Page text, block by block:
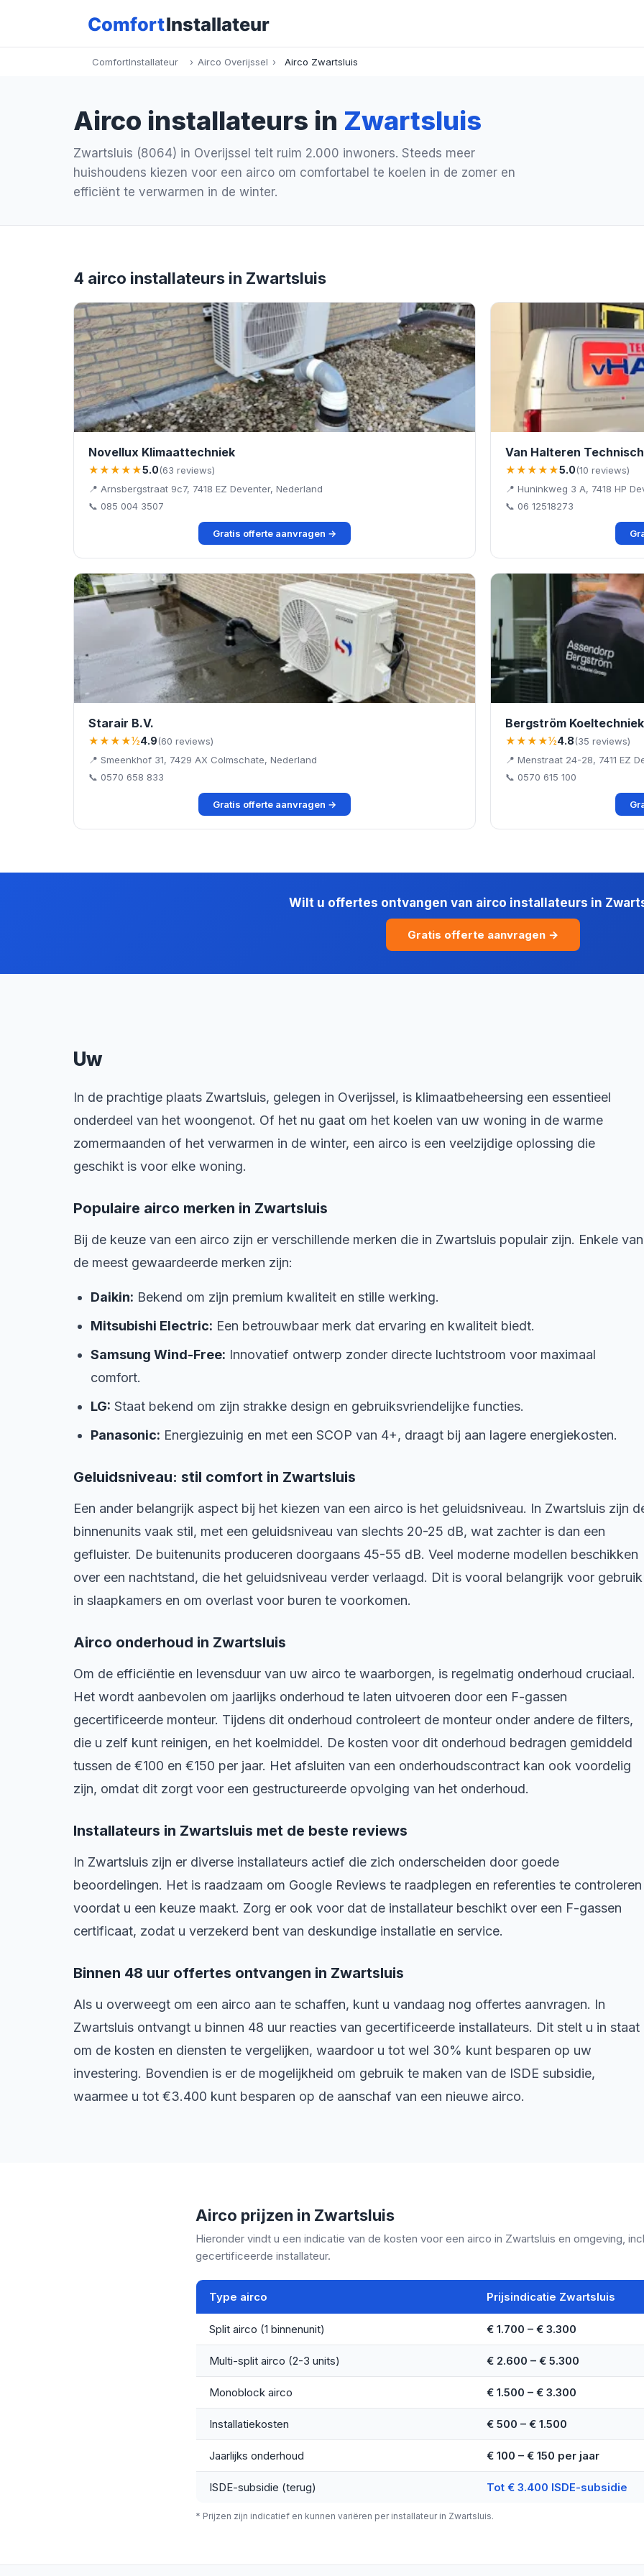
ComfortInstallateur › Airco Overijssel › Airco Zwartsluis
Airco installateurs in Zwartsluis
Zwartsluis (8064) in Overijssel telt ruim 2.000 inwoners. Steeds meer
huishoudens kiezen voor een airco om comfortabel te koelen in de zomer en
efficiënt te verwarmen in de winter.
4 airco installateurs in Zwartsluis
Novellux Klimaattechniek
★★★★★5.0(63 reviews)
📍 Arnsbergstraat 9c7, 7418 EZ Deventer, Nederland
📞 085 004 3507
Gratis offerte aanvragen →
Van Halteren
★★★★★5.0(10 reviews)
📍 Huninkweg 3 A, 7418 HP
📞 06 12518273
Starair B.V.
★★★★½4.9(60 reviews)
📍 Smeenkhof 31, 7429 AX Colmschate, Nederland
📞 0570 658 833
Gratis offerte aanvragen →
Bergström Koeltechniek
★★★★½4.8(35 reviews)
📍 Menstraat 24-28, 7411 EZ
📞 0570 615 100
Wilt u offertes ontvangen van airco installateurs in
Gratis offerte aanvragen →
Uw
In de prachtige plaats Zwartsluis, gelegen in Overijssel, is klimaatbeheersing een essentieel
onderdeel van het woongenot. Of het nu gaat om het koelen van uw woning in de warme
zomermaanden of het verwarmen in de winter, een airco is een veelzijdige oplossing die
geschikt is voor elke woning.
Populaire airco merken in Zwartsluis
Bij de keuze van een airco zijn er verschillende merken die in Zwartsluis populair zijn. Enkele van
de meest gewaardeerde merken zijn:
Daikin: Bekend om zijn premium kwaliteit en stille werking.
Mitsubishi Electric: Een betrouwbaar merk dat ervaring en kwaliteit biedt.
Samsung Wind-Free: Innovatief ontwerp zonder directe luchtstroom voor maximaal
comfort.
LG: Staat bekend om zijn strakke design en gebruiksvriendelijke functies.
Panasonic: Energiezuinig en met een SCOP van 4+, draagt bij aan lagere energiekosten.
Geluidsniveau: stil comfort in Zwartsluis
Een ander belangrijk aspect bij het kiezen van een airco is het geluidsniveau. In Zwartsluis zijn
binnenunits vaak stil, met een geluidsniveau van slechts 20-25 dB, wat zachter is dan een
gefluister. De buitenunits produceren doorgaans 45-55 dB. Veel moderne modellen beschikken
over een nachtstand, die het geluidsniveau verder verlaagd. Dit is vooral belangrijk voor gebruik
in slaapkamers en om overlast voor buren te voorkomen.
Airco onderhoud in Zwartsluis
Om de efficiëntie en levensduur van uw airco te waarborgen, is regelmatig onderhoud cruciaal.
Het wordt aanbevolen om jaarlijks onderhoud te laten uitvoeren door een F-gassen
gecertificeerde monteur. Tijdens dit onderhoud controleert de monteur onder andere de filters,
die u zelf kunt reinigen, en het koelmiddel. De kosten voor dit onderhoud bedragen gemiddeld
tussen de €100 en €150 per jaar. Het afsluiten van een onderhoudscontract kan ook voordelig
zijn, omdat dit zorgt voor een gestructureerde opvolging van het onderhoud.
Installateurs in Zwartsluis met de beste reviews
In Zwartsluis zijn er diverse installateurs actief die zich onderscheiden door goede
beoordelingen. Het is raadzaam om Google Reviews te raadplegen en referenties te controleren
voordat u een keuze maakt. Zorg er ook voor dat de installateur beschikt over een F-gassen
certificaat, zodat u verzekerd bent van deskundige installatie en service.
Binnen 48 uur offertes ontvangen in Zwartsluis
Als u overweegt om een airco aan te schaffen, kunt u vandaag nog offertes aanvragen. In
Zwartsluis ontvangt u binnen 48 uur reacties van gecertificeerde installateurs. Dit stelt u in staat
om de kosten en diensten te vergelijken, waardoor u tot wel 30% kunt besparen op uw
investering. Bovendien is er de mogelijkheid om gebruik te maken van de ISDE subsidie,
waarmee u tot €3.400 kunt besparen op de aanschaf van een nieuwe airco.
Airco prijzen in Zwartsluis
Hieronder vindt u een indicatie van de kosten voor een airco in Zwartsluis en omgeving,
gecertificeerde installateur.
Type airco Prijsindicatie Zwartsluis
Split airco (1 binnenunit) € 1.700 – € 3.300
Multi-split airco (2-3 units) € 2.600 – € 5.300
Monoblock airco € 1.500 – € 3.300
Installatiekosten € 500 – € 1.500
Jaarlijks onderhoud € 100 – € 150 per jaar
ISDE-subsidie (terug) Tot € 3.400 ISDE-subsidie
* Prijzen zijn indicatief en kunnen variëren per installateur in Zwartsluis.